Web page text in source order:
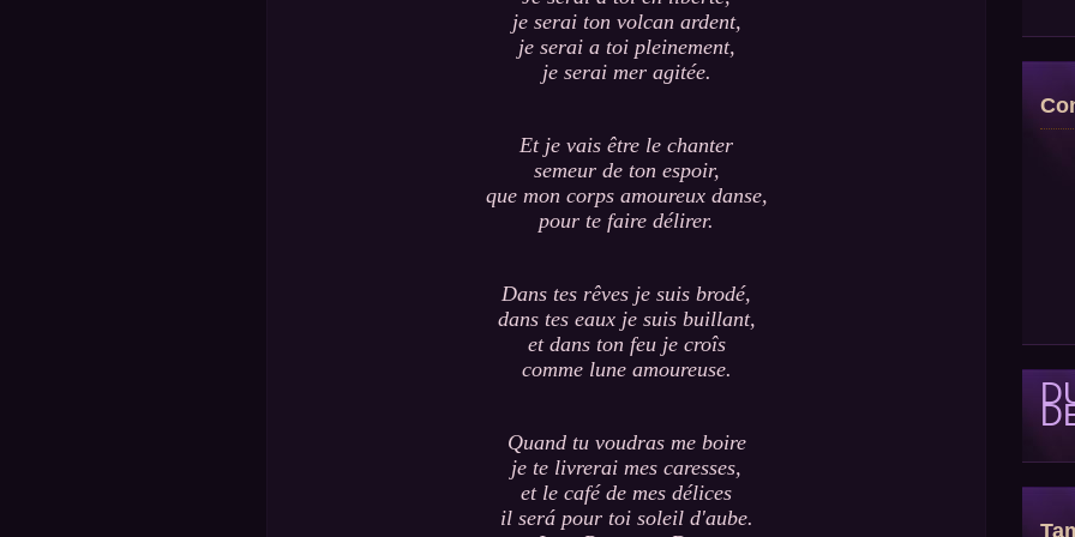
je serai ton volcan ardent,
je serai a toi pleinement,
je serai mer agitée.
Et je vais être le chanter
semeur de ton espoir,
que mon corps amoureux danse,
pour te faire délirer.
Dans tes rêves je suis brodé,
dans tes eaux je suis buillant,
et dans ton feu je croîs
comme lune amoureuse.
Quand tu voudras me boire
je te livrerai mes caresses,
et le café de mes délices
il será pour toi soleil d'aube.